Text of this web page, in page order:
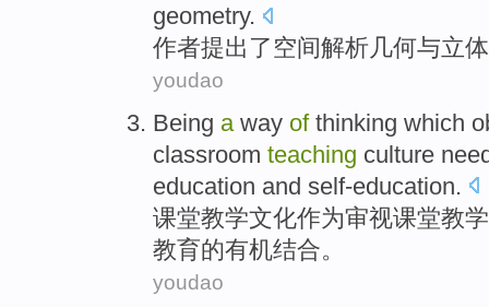
geometry.
作者提出 了 空间解析几何与立体
youdao
Being a way of thinking which
classroom teaching culture
education and self-education.
课堂教学文化作为审视课堂教学
教育的有机结合。
youdao